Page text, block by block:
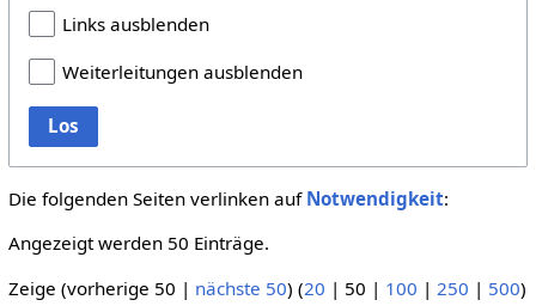
Links ausblenden
Weiterleitungen ausblenden
Los
Die folgenden Seiten verlinken auf Notwendigkeit:
Angezeigt werden 50 Einträge.
Zeige (vorherige 50 | nächste 50) (20 | 50 | 100 | 250 | 500)